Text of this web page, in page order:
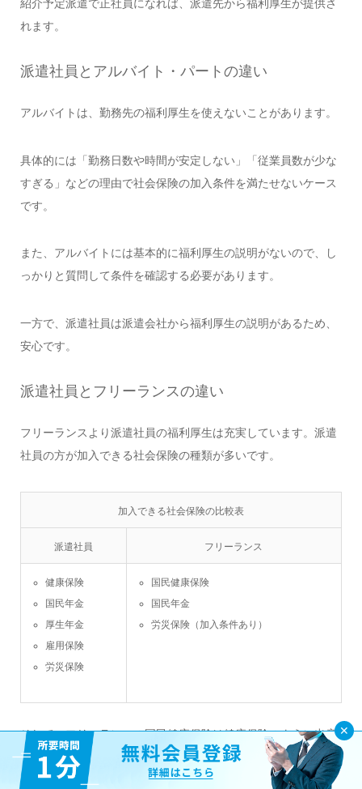
紹介予定派遣で正社員になれば、派遣先から福利厚生が提供さ
れます。
派遣社員とアルバイト・パートの違い
アルバイトは、勤務先の福利厚生を使えないことがあります。
具体的には「勤務日数や時間が安定しない」「従業員数が少な
すぎる」などの理由で社会保険の加入条件を満たせないケース
です。
また、アルバイトには基本的に福利厚生の説明がないので、し
っかりと質問して条件を確認する必要があります。
一方で、派遣社員は派遣会社から福利厚生の説明があるため、
安心です。
派遣社員とフリーランスの違い
フリーランスより派遣社員の福利厚生は充実しています。派遣
社員の方が加入できる社会保険の種類が多いです。
加入できる社会保険の比較表
派遣社員 フリーランス
健康保険
国民年金
厚生年金
雇用保険
労災保険
国民健康保険
国民年金
労災保険（加入条件あり）
そして、フリーランスの国民健康保険は健康保険のように出産
手当金や傷病手当金がありません。保険料も全額自己負担とな
り、派遣社員より高いです。